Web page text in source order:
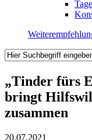
„Tinder fürs
bringt
zusammen
20.07.2021